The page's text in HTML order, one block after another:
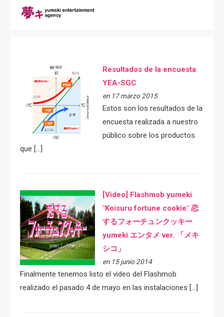
Resultados de la encuesta
YEA-SGC
en 17 marzo 2015
Estos son los resultados de la
encuesta realizada a nuestro
público sobre los productos
que […]
[Video] Flashmob yumeki
"Koisuru fortune cookie" 恋
するフォーチュンクッキー
yumeki エンタメ ver. 「メキ
シコ」
en 15 junio 2014
Finalmente tenemos listo el video del Flashmob
realizado el pasado 4 de mayo en las instalaciones […]